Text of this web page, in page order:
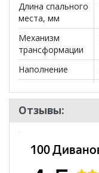
Длина спального
места, мм
Механизм
трансформации
Наполнение
Посадочных
мест
Отзывы: